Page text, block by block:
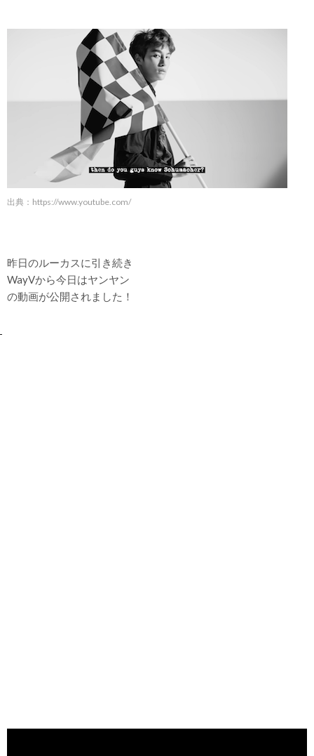
出典： https://www.youtube.com/
昨日のルーカスに引き続き
WayVから今日はヤンヤン
の動画が公開されました！